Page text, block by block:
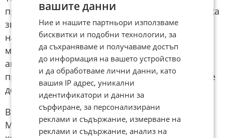
при следващата си атака домакините зашлевиха
звучно съперника си, който така и не успя да
намери себе си. Чарлс се озова на правилното
място и в правилното време, за да засече
акуратно подаване към себе си и върна
предимството в резултата на своя тим, който се
доближи до голямото чудо на деня.
Във 2-рата минута на добавеното време
Мартинели пропиля огромна възможност, с
вашите данни
Ние и нашите партньори използваме
бисквитки и подобни технологии, за
да съхраняваме и получаваме достъп
до информация на вашето устройство
и да обработваме лични данни, като
вашия IP адрес, уникални
идентификатори и данни за
сърфиране, за персонализирани
реклами и съдържание, измерване на
реклами и съдържание, анализ на